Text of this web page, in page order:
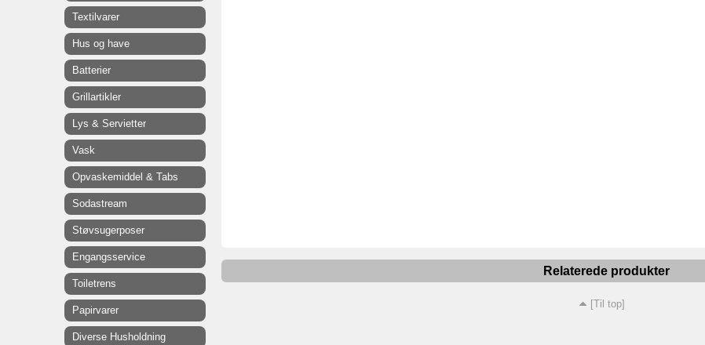
Relaterede produkter
[Til top]
Textilvarer
Hus og have
Batterier
Grillartikler
Lys & Servietter
Vask
Opvaskemiddel & Tabs
Sodastream
Støvsugerposer
Engangsservice
Toiletrens
Papirvarer
Diverse Husholdning